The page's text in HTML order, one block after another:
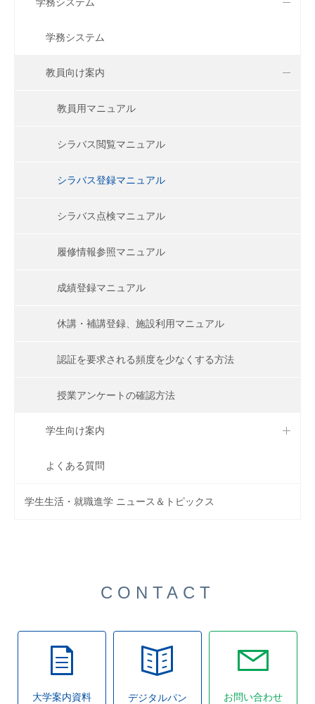
学務システム
教員向け案内
教員用マニュアル
シラバス閲覧マニュアル
シラバス登録マニュアル
シラバス点検マニュアル
履修情報参照マニュアル
成績登録マニュアル
休講・補講登録、施設利用マニュアル
認証を要求される頻度を少なくする方法
授業アンケートの確認方法
学生向け案内
よくある質問
学生生活・就職進学 ニュース＆トピックス
CONTACT
大学案内資料
デジタルパン
お問い合わせ